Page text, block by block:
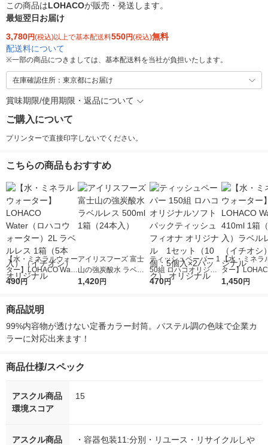
この商品はLOHACOが販売・発送します。
最短翌日お届け
3,780円(税込)以上で基本配送料550円(税込)無料
配送料について
※一部の商品につきましては、基本配送料を当社が負担いたします。
在庫確認住所：東京都にお届け
賞味期限/使用期限・返品について
ご購入について
プリンターで直接印字しないでください。
こちらの商品もおすすめ
【水・ミネラルウォー
ター】LOHACO Wate
r（ロハコウォータ
シ） オリジナル
490円
アイリスフーズ 富士
山の強炭酸水 ラベル
レス 500ml 1箱（24
1,420円
ティッシュペーパー 1
50組 ロハコオリジナ
ルソフトパックティッ
オリジナル
470円
【水・ミネラ
ター】
r 410ml 1箱（
1,450円
商品説明
99%内容物が透けない定番カラー封筒。パステル調の色味で企業カ
ラーに対応出来ます！
商品仕様/スペック
アスクル商品
環境スコア
15
アスクル商品 ・容器包装11:分別・リユース・リサイクルしや